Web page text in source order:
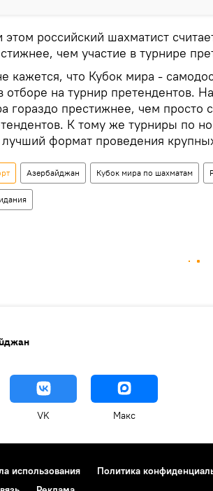
этом российский шахматист
чем участие в турнире
кажется, что Кубок мира -
отборе на турнир претендентов.
гораздо престижнее, чем просто
К тому же турниры по
лучший формат проведения
Азербайджан Кубок мира по шахматам
VK Макс
использования Политика